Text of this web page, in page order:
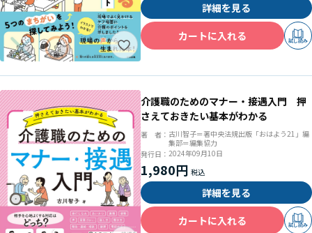
詳細を見る
カートに入れる
試し読み
介護職のためのマナー・接遇入門 押
さえておきたい基本がわかる
著 者： 古川智子＝著中央法規出版「おはよう21」編
集部＝編集協力
発行日： 2024年09月10日
1,980円
詳細を見る
カートに入れる
試し読み